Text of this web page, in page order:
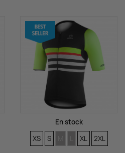
En stock
TAILLES
XS TAILLES
S TAILLES
TAILLES
TAILLES
XL TAILLES
2XL